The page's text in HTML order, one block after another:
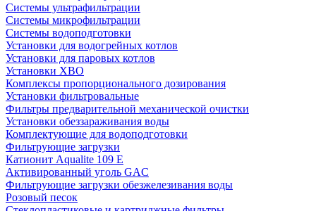
Системы ультрафильтрации
Системы микрофильтрации
Системы водоподготовки
Установки для водогрейных котлов
Установки для паровых котлов
Установки ХВО
Комплексы пропорционального дозирования
Установки фильтровальные
Фильтры предварительной механической очистки
Установки обеззараживания воды
Комплектующие для водоподготовки
Фильтрующие загрузки
Катионит Aqualite 109 E
Активированный уголь GAC
Фильтрующие загрузки обезжелезивания воды
Розовый песок